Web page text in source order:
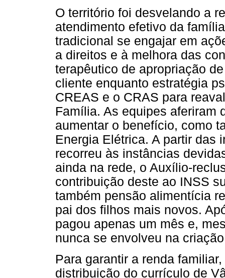
O território foi desvelando a
atendimento efetivo da
tradicional se engajar em
a direitos e à melhora das
terapêutico de apropriação
cliente enquanto estratégia
CREAS e o CRAS para
Família. As equipes aferiram
aumentar o benefício, como
Energia Elétrica. A partir das
recorreu às instâncias
ainda na rede, o Auxílio-
contribuição deste ao INSS
também pensão alimentícia
pai dos filhos mais novos.
pagou apenas um mês e,
nunca se envolveu na
Para garantir a renda
distribuição do currículo de